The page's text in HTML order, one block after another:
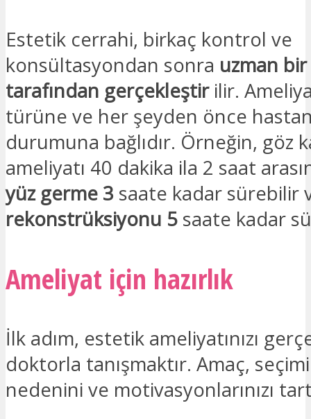
Estetik cerrahi, birkaç kontrol ve
konsültasyondan sonra uzman
tarafından gerçekleştirilir.
türüne ve her şeyden önce
durumuna bağlıdır. Örneğin, göz
ameliyatı 40 dakika ila 2 saat
yüz germe 3 saate kadar sürebilir
rekonstrüksiyonu 5 saate kadar
Ameliyat için hazırlık
İlk adım, estetik ameliyatınızı
doktorla tanışmaktır. Amaç,
nedenini ve motivasyonlarınızı